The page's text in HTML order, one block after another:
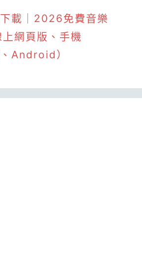
載｜2026免費音樂
網頁版、手機
Android）